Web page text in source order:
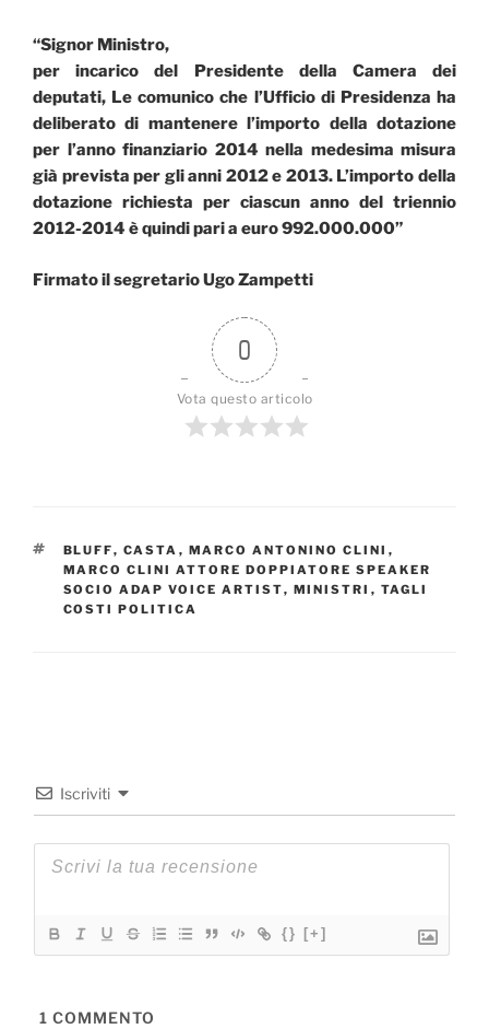
“Signor Ministro,
per incarico del Presidente della Camera dei
deputati, Le comunico che l’Ufficio di Presidenza ha
deliberato di mantenere l’importo della dotazione
per l’anno finanziario 2014 nella medesima misura
già prevista per gli anni 2012 e 2013. L’importo della
dotazione richiesta per ciascun anno del triennio
2012-2014 è quindi pari a euro 992.000.000”
Firmato il segretario Ugo Zampetti
0
Vota questo articolo
TAG
BLUFF, CASTA , MARCO ANTONINO CLINI ,
MARCO CLINI ATTORE DOPPIATORE SPEAKER
SOCIO ADAP VOICE ARTIST, MINISTRI , TAGLI
COSTI POLITICA
Iscriviti
{} [+]
1 COMMENTO